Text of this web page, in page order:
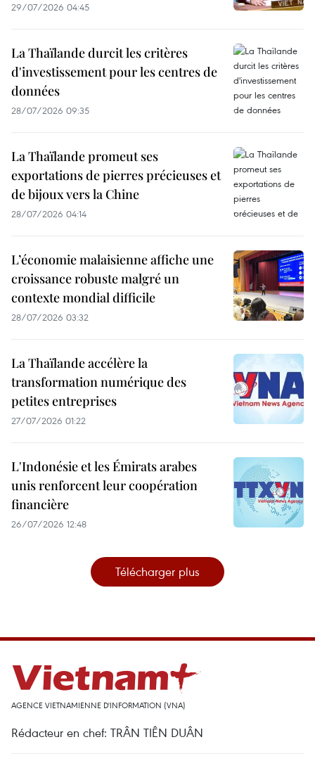
29/07/2026 04:45
La Thaïlande durcit les critères
d'investissement pour les centres de
données
28/07/2026 09:35
La Thaïlande promeut ses
exportations de pierres précieuses et
de bijoux vers la Chine
28/07/2026 04:14
L’économie malaisienne affiche une
croissance robuste malgré un
contexte mondial difficile
28/07/2026 03:32
La Thaïlande accélère la
transformation numérique des
petites entreprises
27/07/2026 01:22
L'Indonésie et les Émirats arabes
unis renforcent leur coopération
financière
26/07/2026 12:48
Télécharger plus
AGENCE VIETNAMIENNE D'INFORMATION (VNA)
Rédacteur en chef: TRÂN TIÊN DUÂN